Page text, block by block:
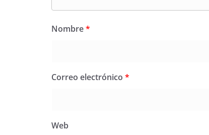
Nombre*
Correo electrónico *
Web